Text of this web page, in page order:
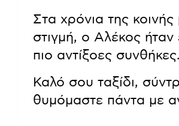
Στα χρόνια της
στιγμή, ο Αλέκος ήταν
πιο αντίξοες συνθήκες.
Καλό σου ταξίδι,
θυμόμαστε πάντα με